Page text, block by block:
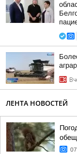
ЛЕНТА НОВОСТЕЙ